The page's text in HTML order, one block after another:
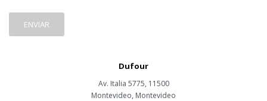
ENVIAR
Dufour
Av. Italia 5775, 11500
Montevideo, Montevideo